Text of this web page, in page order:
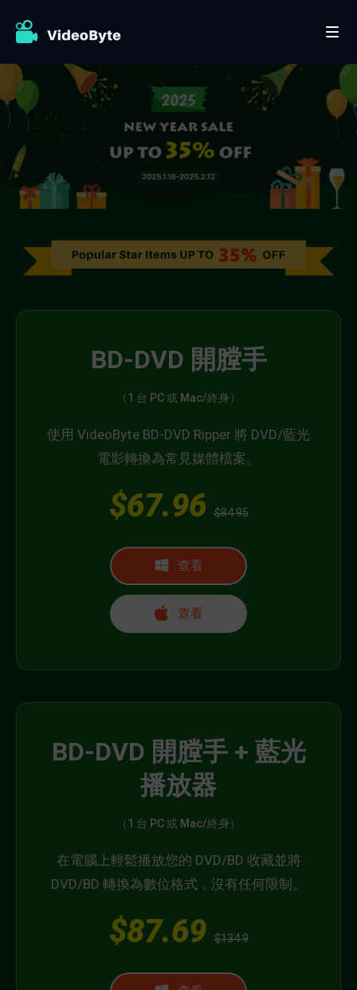
BD-DVD 開膛手
（1 台 PC 或 Mac/終身）
使用 VideoByte BD-DVD Ripper 將 DVD/藍光
電影轉換為常見媒體檔案。
$67.96$84.95
查看
查看
BD-DVD 開膛手 + 藍光
播放器
（1 台 PC 或 Mac/終身）
在電腦上輕鬆播放您的 DVD/BD 收藏並將
DVD/BD 轉換為數位格式，沒有任何限制。
$87.69$134.9